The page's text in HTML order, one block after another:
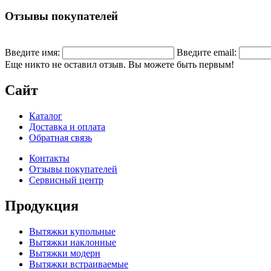
Отзывы покупателей
Введите имя: Введите email:
Еще никто не оставил отзыв. Вы можете быть первым!
Сайт
Каталог
Доставка и оплата
Обратная связь
Контакты
Отзывы покупателей
Сервисный центр
Продукция
Вытяжки купольные
Вытяжки наклонные
Вытяжки модерн
Вытяжки встраиваемые